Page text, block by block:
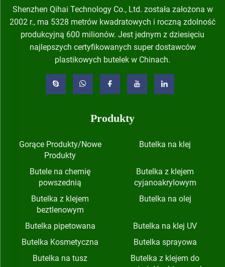
Shenzhen Qihai Technology Co., Ltd. została założona w
2002 r., ma 5328 metrów kwadratowych i roczną zdolność
produkcyjną 600 milionów. Jest jednym z dziesięciu
najlepszych certyfikowanych super dostawców
plastikowych butelek w Chinach.
Produkty
Gorące Produkty/Nowe
Produkty
Butelka na klej
Butele na chemię
powszednią
Butelka z klejem
cyjanoakrylowym
Butelka z klejem
beztlenowym
Butelka na olej
Butelka pipetowana
Butelka na klej UV
Butelka Kosmetyczna
Butelka sprayowa
Butelka na tusz
Butelka z klejem do